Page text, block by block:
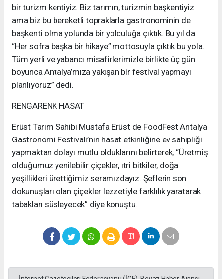
bir turizm kentiyiz. Biz tarımın, turizmin başkentiyiz
ama biz bu bereketli topraklarla gastronominin de
başkenti olma yolunda bir yolculuğa çıktık. Bu yıl da
“Her sofra başka bir hikaye” mottosuyla çıktık bu yola.
Tüm yerli ve yabancı misafirlerimizle birlikte üç gün
boyunca Antalya’mıza yakışan bir festival yapmayı
planlıyoruz” dedi.
RENGARENK HASAT
Erüst Tarım Sahibi Mustafa Erüst de FoodFest Antalya
Gastronomi Festivali’nin hasat etkinliğine ev sahipliği
yapmaktan dolayı mutlu olduklarını belirterek, “Üretmiş
olduğumuz yenilebilir çiçekler, ıtri bitkiler, doğa
yeşillikleri ürettiğimiz seramızdayız. Şeflerin son
dokunuşları olan çiçekler lezzetiyle farklılık yaratarak
tabakları süsleyecek” diye konuştu.